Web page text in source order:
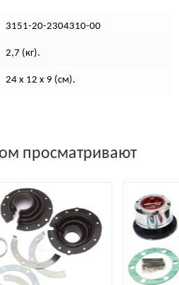
3151-20-2304310-00
2,7 (кг).
24 x 12 x 9 (см).
просматривают